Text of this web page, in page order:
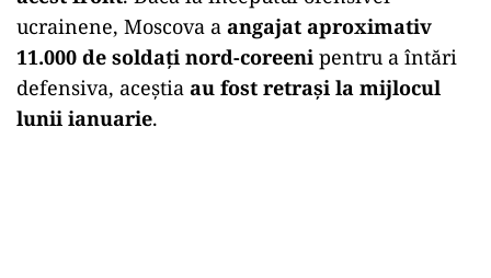
ucrainene, Moscova a angajat aproximativ
11.000 de soldați nord-coreeni pentru a întări
defensiva, aceștia au fost retrași la mijlocul
lunii ianuarie.